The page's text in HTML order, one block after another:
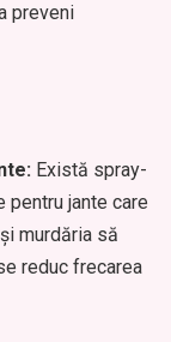
preveni
Există spray-
jante care
murdăria să
reduc frecarea